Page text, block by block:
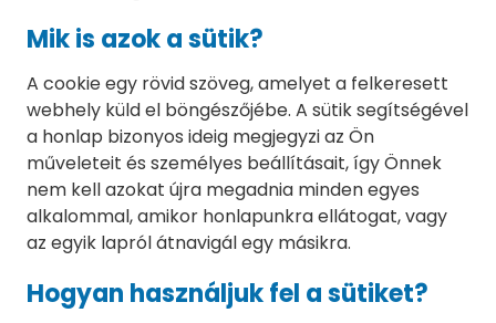
Mik is azok a sütik?
A cookie egy rövid szöveg, amelyet a felkeresett
webhely küld el böngészőjébe. A sütik segítségével
a honlap bizonyos ideig megjegyzi az Ön
műveleteit és személyes beállításait, így Önnek
nem kell azokat újra megadnia minden egyes
alkalommal, amikor honlapunkra ellátogat, vagy
az egyik lapról átnavigál egy másikra.
Hogyan használjuk fel a sütiket?